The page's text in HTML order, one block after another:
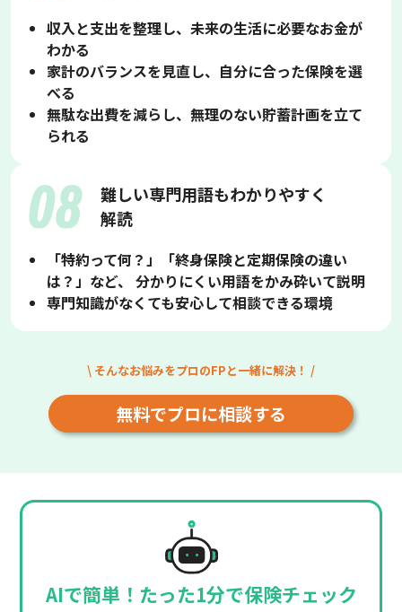
収入と支出を整理し、未来の生活に必要なお金が
わかる
家計のバランスを見直し、自分に合った保険を選
べる
無駄な出費を減らし、無理のない貯蓄計画を立て
られる
難しい専門用語もわかりやすく
解読
「特約って何？」「終身保険と定期保険の違い
は？」など、 分かりにくい用語をかみ砕いて説明
専門知識がなくても安心して相談できる環境
\ そんなお悩みをプロのFPと一緒に解決！ /
無料でプロに相談する
AIで簡単！たった1分で保険チェック